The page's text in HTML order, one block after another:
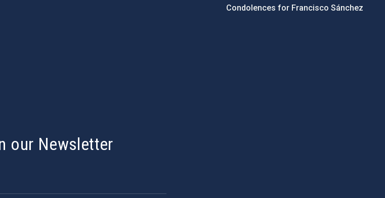
Condolences for Francisco Sánchez
our Newsletter